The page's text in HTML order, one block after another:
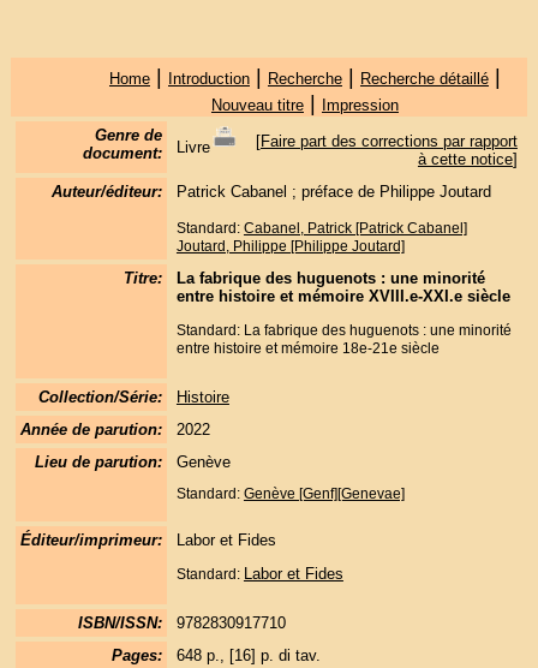
Home| Introduction| Recherche| Recherche détaillé|
Nouveau titre|
Impression
Genre de
document:
Livre [Faire part des corrections par rapport
à cette notice]
Auteur/éditeur:
Patrick Cabanel ; préface de Philippe Joutard
Standard: Cabanel, Patrick [Patrick Cabanel]
Joutard, Philippe [Philippe Joutard]
Titre:
La fabrique des huguenots : une minorité
entre histoire et mémoire XVIII.e-XXI.e siècle
Standard: La fabrique des huguenots : une minorité
entre histoire et mémoire 18e-21e siècle
Collection/Série:
Histoire
Année de parution:
2022
Lieu de parution:
Genève
Standard: Genève [Genf][Genevae]
Éditeur/imprimeur: Labor et Fides
Standard: Labor et Fides
ISBN/ISSN:
9782830917710
Pages:
648 p., [16] p. di tav.